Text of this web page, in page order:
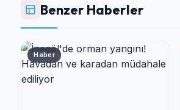
Benzer Haberler
Haber